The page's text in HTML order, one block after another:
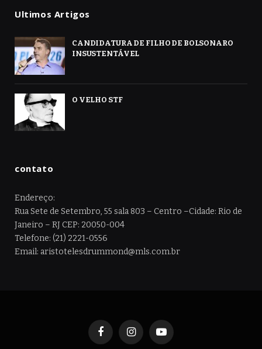
Ultimos Artigos
CANDIDATURA DE FILHO DE BOLSONARO
INSUSTENTÁVEL
O VELHO STF
contato
Endereço:
Rua Sete de Setembro, 55 sala 803 – Centro –Cidade: Rio de
Janeiro – RJ CEP: 20050-004
Telefone: (21) 2221-0556
Email: aristotelesdrummond@mls.com.br
FacebookInstagramYouTube